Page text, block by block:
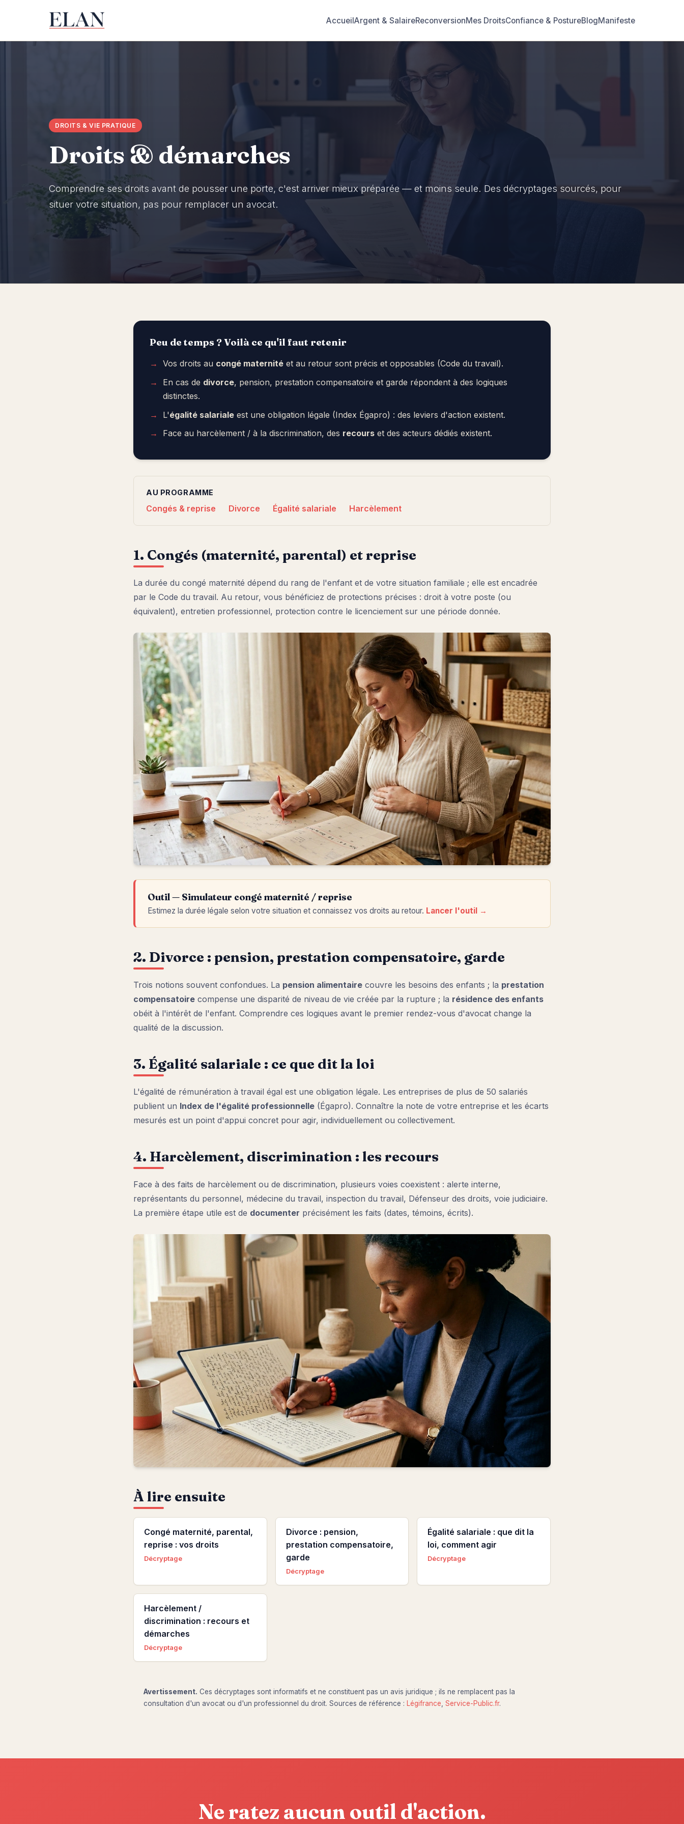
AccueilArgent & SalaireReconversionMes DroitsConfiance & PostureBlogManifeste
DROITS & VIE PRATIQUE
Droits & démarches
Comprendre ses droits avant de pousser une porte, c'est arriver mieux préparée — et moins seule. Des décryptages sourcés, pour
situer votre situation, pas pour remplacer un avocat.
Peu de temps ? Voilà ce qu'il faut retenir
Vos droits au congé maternitéet au retour sont précis et opposables (Code du travail).
En cas de divorce, pension, prestation compensatoire et garde répondent à des logiques
distinctes.
L'égalité salarialeest une obligation légale (Index Égapro) : des leviers d'action existent.
Face au harcèlement / à la discrimination, des recourset des acteurs dédiés existent.
AU PROGRAMME
Congés & reprise Divorce Égalité salariale Harcèlement
1. Congés (maternité, parental) et reprise
La durée du congé maternité dépend du rang de l'enfant et de votre situation familiale ; elle est encadrée
par le Code du travail. Au retour, vous bénéficiez de protections précises : droit à votre poste (ou
équivalent), entretien professionnel, protection contre le licenciement sur une période donnée.
Outil — Simulateur congé maternité / reprise
Estimez la durée légale selon votre situation et connaissez vos droits au retour. Lancer l'outil →
2. Divorce : pension, prestation compensatoire, garde
Trois notions souvent confondues. La pension alimentaire couvre les besoins des enfants ; la prestation
compensatoire compense une disparité de niveau de vie créée par la rupture ; la résidence des enfants
obéit à l'intérêt de l'enfant. Comprendre ces logiques avant le premier rendez-vous d'avocat change la
qualité de la discussion.
3. Égalité salariale : ce que dit la loi
L'égalité de rémunération à travail égal est une obligation légale. Les entreprises de plus de 50 salariés
publient un Index de l'égalité professionnelle (Égapro). Connaître la note de votre entreprise et les écarts
mesurés est un point d'appui concret pour agir, individuellement ou collectivement.
4. Harcèlement, discrimination : les recours
Face à des faits de harcèlement ou de discrimination, plusieurs voies coexistent : alerte interne,
représentants du personnel, médecine du travail, inspection du travail, Défenseur des droits, voie judiciaire.
La première étape utile est de documenter précisément les faits (dates, témoins, écrits).
À lire ensuite
Congé maternité, parental,
reprise : vos droits
Décryptage
Divorce : pension,
prestation compensatoire,
garde
Décryptage
Égalité salariale : que dit la
loi, comment agir
Décryptage
Harcèlement /
discrimination : recours et
démarches
Décryptage
Avertissement. Ces décryptages sont informatifs et ne constituent pas un avis juridique ; ils ne remplacent pas la
consultation d'un avocat ou d'un professionnel du droit. Sources de référence : Légifrance Service-Public.fr.
Ne ratez aucun outil d'action.